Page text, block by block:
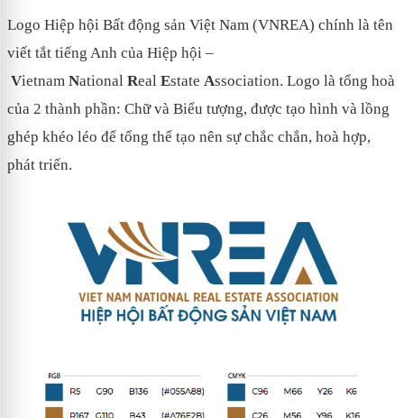
Logo Hiệp hội Bất động sản Việt Nam (VNREA) chính là tên
viết tắt tiếng Anh của Hiệp hội –
Vietnam National Real Estate Association. Logo là tổng hoà
của 2 thành phần: Chữ và Biểu tượng, được tạo hình và lồng
ghép khéo léo để tổng thể tạo nên sự chắc chắn, hoà hợp,
phát triển.